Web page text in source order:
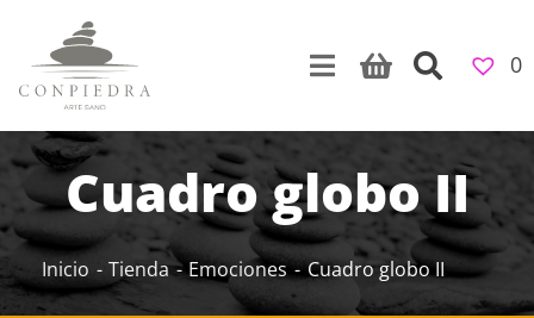
content
0
Cuadro globo II
Inicio Tienda Emociones Cuadro globo II